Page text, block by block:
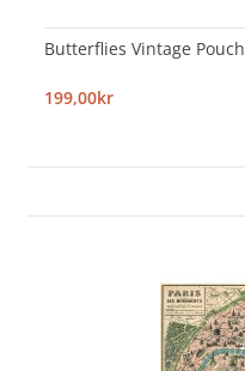
Butterflies Vintage Pouch
199,00kr